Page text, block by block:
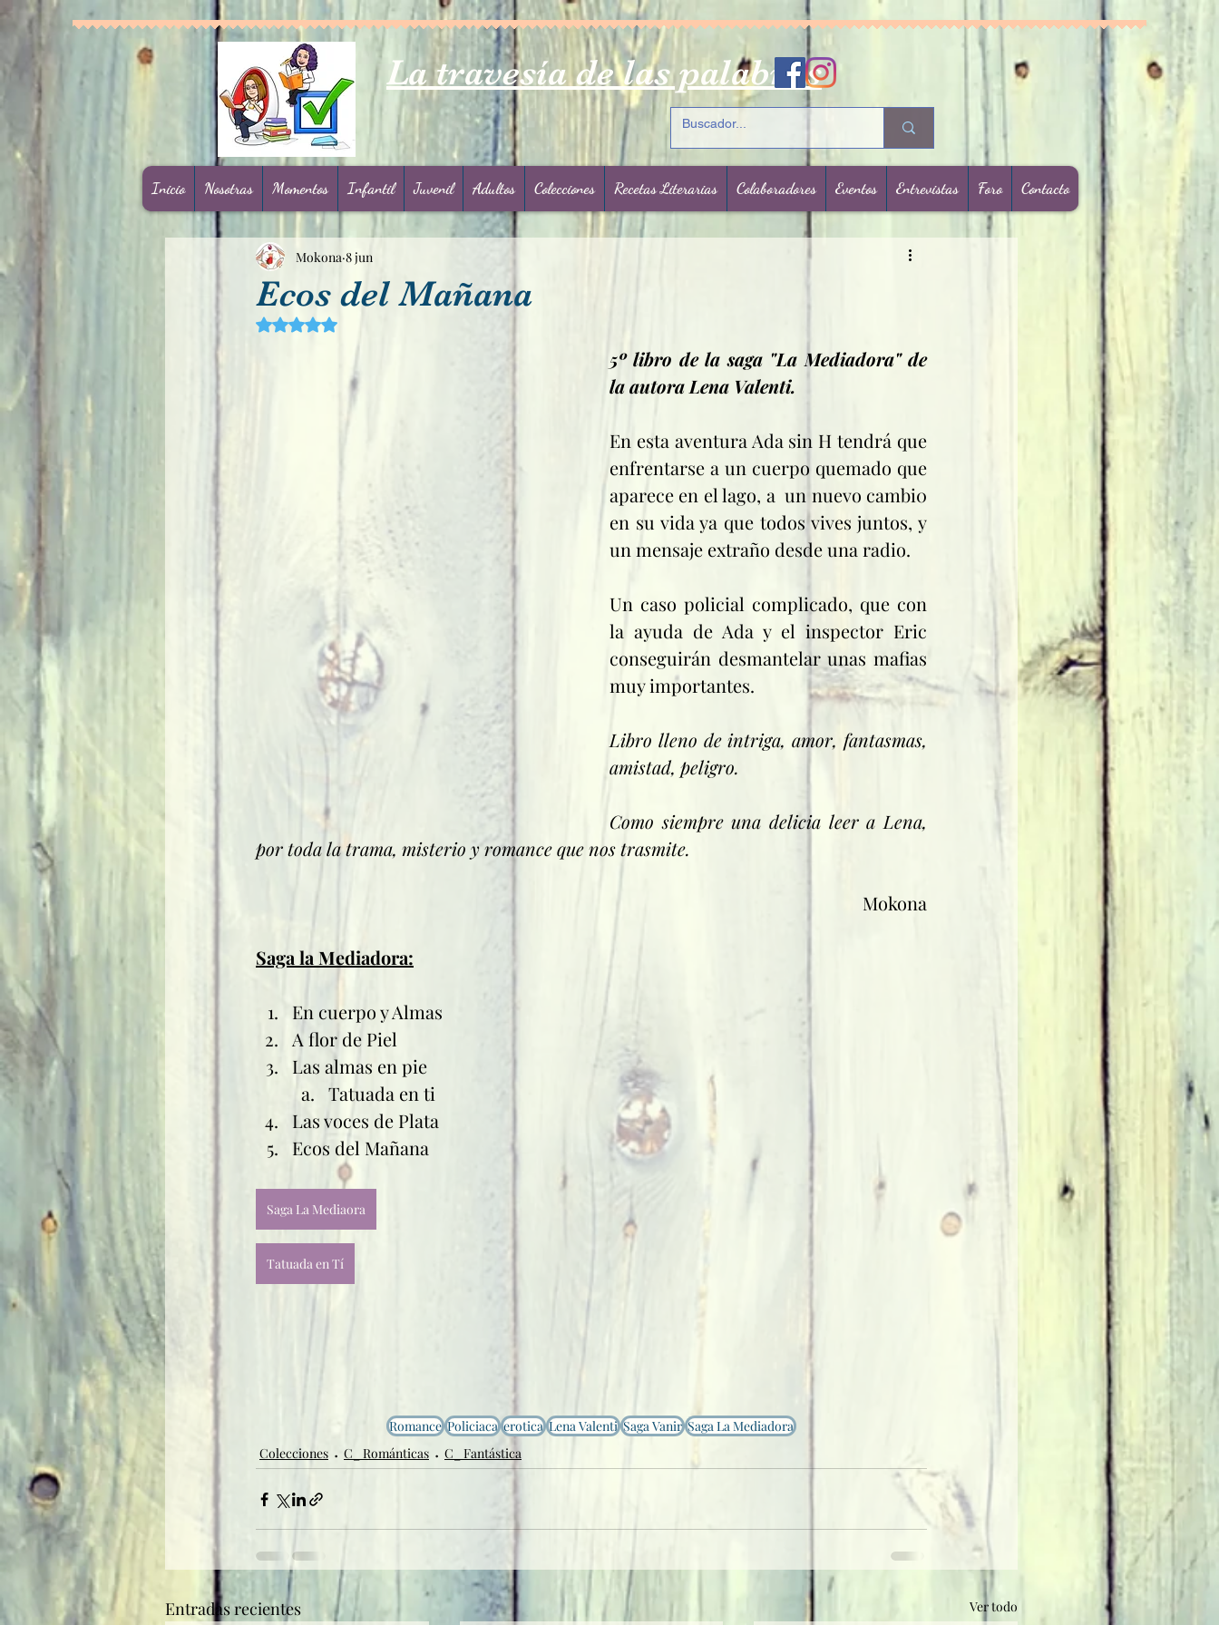
La travesía de las palabras
Inicio Nosotras Momentos Infantil Juvenil Adultos Colecciones Recetas Literarias Colaboradores Eventos Entrevistas Foro Contacto
Ecos del Mañana
Mokona 8 jun
Obtuvo NaN de 5 estrellas.
5º libro de la saga "La Mediadora" de
la autora Lena Valenti.
En esta aventura Ada sin H tendrá que
enfrentarse a un cuerpo quemado que
aparece en el lago, a  un nuevo cambi0
en su vida ya que todos vives juntos, y
un mensaje extraño desde una radio.
Un caso policial complicado, que con
la ayuda de Ada y el inspector Eric
conseguirán desmantelar unas mafias
muy importantes.
Libro lleno de intriga, amor, fantasmas,
amistad, peligro.
Como siempre una delicia leer a Lena,
por toda la trama, misterio y romance que nos trasmite.
Mokona
Saga la Mediadora:
En cuerpo y Almas
A flor de Piel
Las almas en pie
Tatuada en ti
Las voces de Plata
Ecos del Mañana
Saga La Mediaora
Tatuada en Tí
Romance Policiaca erotica Lena Valenti Saga Vanir Saga La Mediadora
Colecciones
C_ Románticas C_ Fantástica
Entradas recientes Ver todo